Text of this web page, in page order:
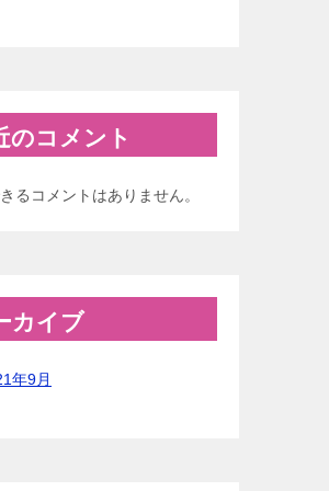
のコメント
るコメントはありません。
カイブ
年9月